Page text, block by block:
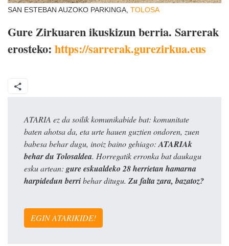
SAN ESTEBAN AUZOKO PARKINGA, TOLOSA
Gure Zirkuaren ikuskizun berria. Sarrerak
erosteko: https://sarrerak.gurezirkua.eus
ATARIA ez da soilik komunikabide bat: komunitate
baten ahotsa da, eta urte hauen guztien ondoren, zuen
babesa behar dugu, inoiz baino gehiago:ATARIAk
behar du Tolosaldea. Horregatik erronka bat daukagu
esku artean: gure eskualdeko 28 herrietan hamarna
harpidedun berribehar ditugu. Zu falta zara, bazatoz?
EGIN ATARIKIDE!